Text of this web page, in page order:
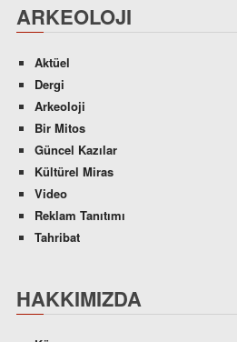
ARKEOLOJI
Aktüel
Dergi
Arkeoloji
Bir Mitos
Güncel Kazılar
Kültürel Miras
Video
Reklam Tanıtımı
Tahribat
HAKKIMIZDA